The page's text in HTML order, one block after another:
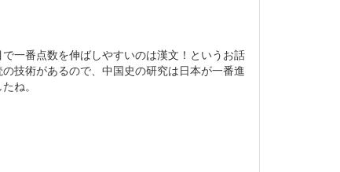
一番点数を伸ばしやすいのは漢文！というお話
技術があるので、中国史の研究は日本が一番進
ね。